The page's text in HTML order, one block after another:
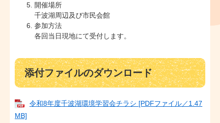
開催場所
千波湖周辺及び市民会館
参加方法
各回当日現地にて受付します。
添付ファイルのダウンロード
令和8年度千波湖環境学習会チラシ [PDFファイル／1.47
MB]